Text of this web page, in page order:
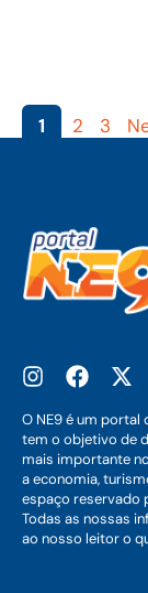
Page
1 Page
2 Page
3
O NE9 é um portal
tem o objetivo de
mais importante
a economia,
espaço reservado
Todas as nossas
ao nosso leitor o